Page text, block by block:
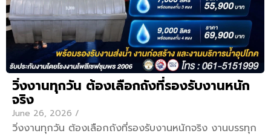
วิ่งงานทุกวัน ต้องเลือกถังที่รองรับงานหนัก
จริง
June 26, 2026 /
วิ่งงานทุกวัน ต้องเลือกถังที่รองรับงานหนักจริง งานบรรทุก